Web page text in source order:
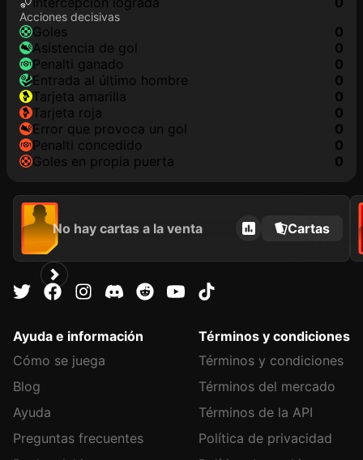
Acciones decisivas
goles
0
asistencia de gol
0
Penalti ganado
0
Entrada al último hombre
0
tarjeta amarilla
0
tarjeta roja
0
Error que provoca un gol
0
Penalti concedido
0
goles en propia puerta
0
No hay cartas a la venta Cartas
Ayuda e información
Cómo se juega
Blog
Ayuda
Preguntas frecuentes
Términos y condiciones
Términos y condiciones
Términos del mercado
Términos de la API
Política de privacidad